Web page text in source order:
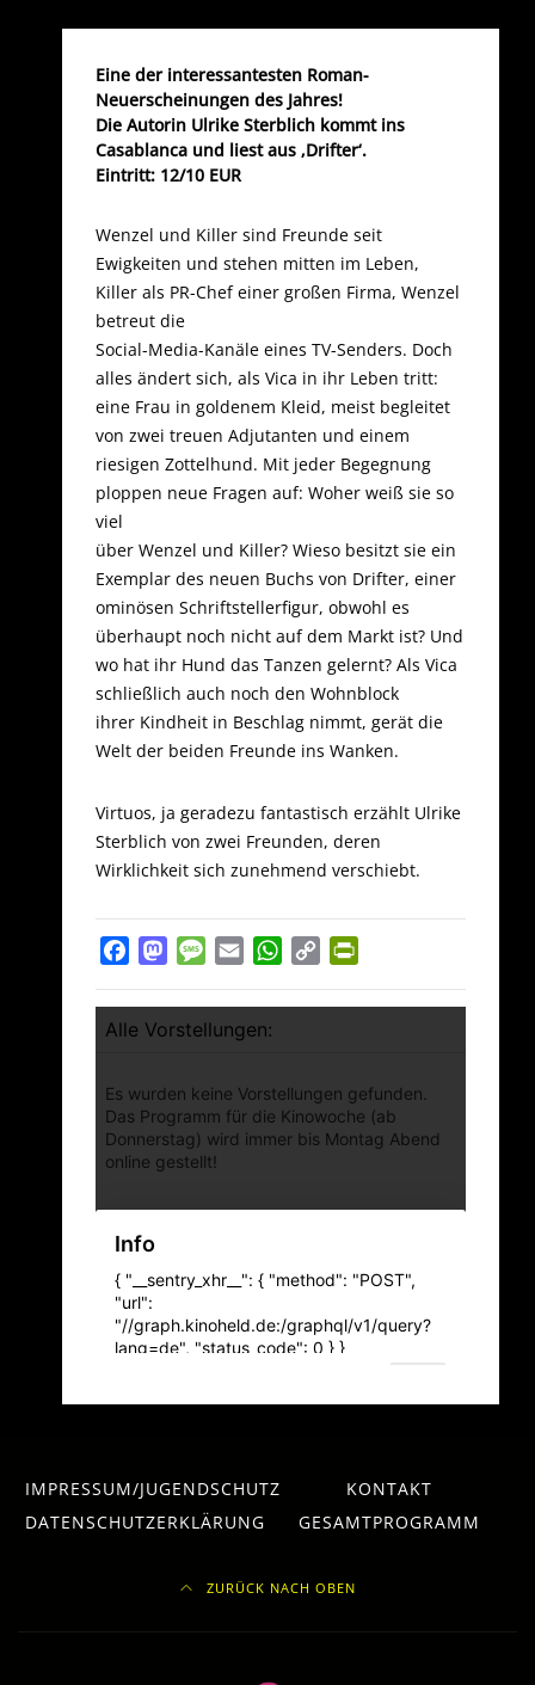
Eine der interessantesten Roman-
Neuerscheinungen des Jahres!
Die Autorin Ulrike Sterblich kommt ins
Casablanca und liest aus ‚Drifter‘.
Eintritt: 12/10 EUR
Wenzel und Killer sind Freunde seit
Ewigkeiten und stehen mitten im Leben,
Killer als PR-Chef einer großen Firma, Wenzel
betreut die
Social-Media-Kanäle eines TV-Senders. Doch
alles ändert sich, als Vica in ihr Leben tritt:
eine Frau in goldenem Kleid, meist begleitet
von zwei treuen Adjutanten und einem
riesigen Zottelhund. Mit jeder Begegnung
ploppen neue Fragen auf: Woher weiß sie so
viel
über Wenzel und Killer? Wieso besitzt sie ein
Exemplar des neuen Buchs von Drifter, einer
ominösen Schriftstellerfigur, obwohl es
überhaupt noch nicht auf dem Markt ist? Und
wo hat ihr Hund das Tanzen gelernt? Als Vica
schließlich auch noch den Wohnblock
ihrer Kindheit in Beschlag nimmt, gerät die
Welt der beiden Freunde ins Wanken.
Virtuos, ja geradezu fantastisch erzählt Ulrike
Sterblich von zwei Freunden, deren
Wirklichkeit sich zunehmend verschiebt.
FacebookMastodon
Message
Email WhatsApp
Copy
IMPRESSUM/JUGENDSCHUTZ
KONTAKT
DATENSCHUTZERKLÄRUNG
GESAMTPROGRAMM
ZURÜCK NACH OBEN